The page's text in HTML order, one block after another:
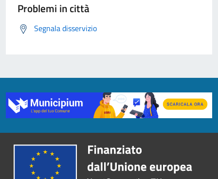
Problemi in città
Segnala disservizio